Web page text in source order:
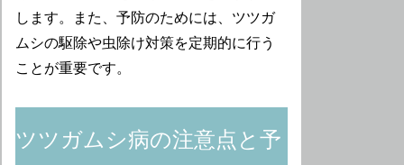
します。また、予防のためには、ツツガ
ムシの駆除や虫除け対策を定期的に行う
ことが重要です。
ツツガムシ病の注意点と予